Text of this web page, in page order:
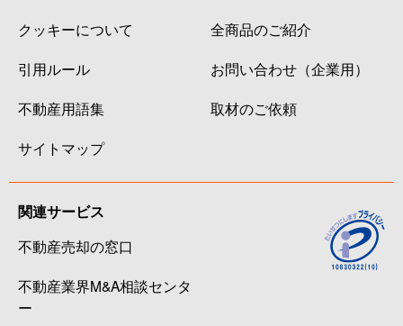
クッキーについて
引用ルール
不動産用語集
サイトマップ
全商品のご紹介
お問い合わせ（企業用）
取材のご依頼
関連サービス
不動産売却の窓口
不動産業界M&A相談センタ
ー